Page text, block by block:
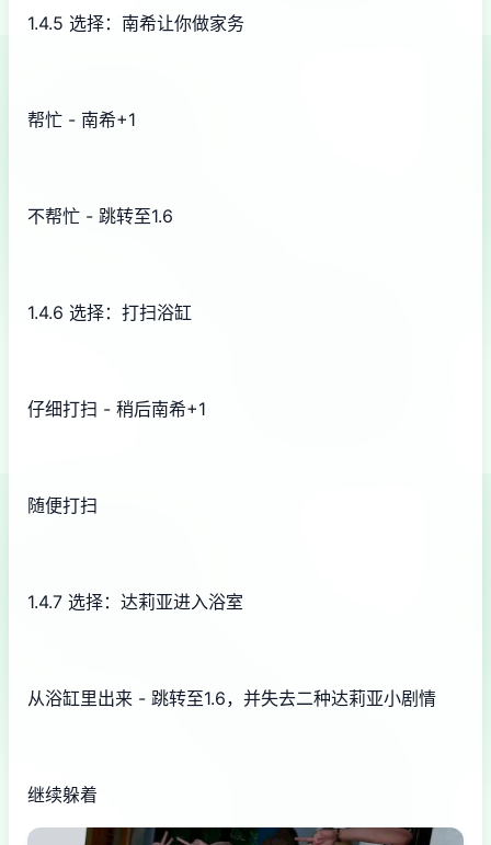
1.4.5 选择：南希让你做家务
帮忙 - 南希+1
不帮忙 - 跳转至1.6
1.4.6 选择：打扫浴缸
仔细打扫 - 稍后南希+1
随便打扫
1.4.7 选择：达莉亚进入浴室
从浴缸里出来 - 跳转至1.6，并失去二种达莉亚小剧情
继续躲着